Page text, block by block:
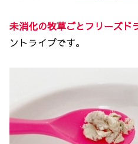
未消化の牧草ごとフリーズド
ントライプです。